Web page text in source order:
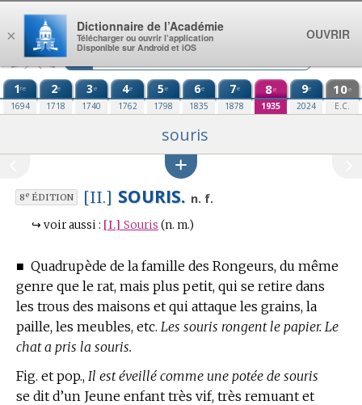
Aller au contenu
1re
1694
2e
1718
3e
1740
4e
1762
5e
1798
6e
1835
7e
1878
8e
1935
9e
2024
10e
E.C.
souris
8eÉDITION [II.] SOURIS. n. f.
↪ voir aussi : [I.] Souris (n. m.)
■ Quadrupède de la famille des Rongeurs, du même
genre que le rat, mais plus petit, qui se retire dans
les trous des maisons et qui attaque les grains, la
paille, les meubles, etc. Les souris rongent le papier. Le
chat a pris la souris.
Fig. et pop., Il est éveillé comme une potée de souris
se dit d’un Jeune enfant très vif, très remuant et
×
Dictionnaire de l’Académie
Télécharger ou ouvrir l’application
Disponible sur Android et iOS
OUVRIR